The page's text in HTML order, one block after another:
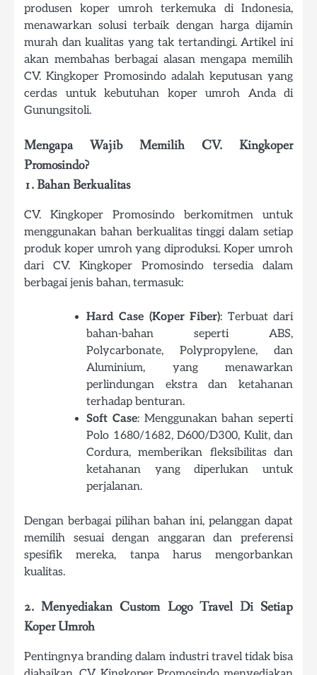
produsen koper umroh terkemuka di Indonesia,
menawarkan solusi terbaik dengan harga dijamin
murah dan kualitas yang tak tertandingi. Artikel ini
akan membahas berbagai alasan mengapa memilih
CV. Kingkoper Promosindo adalah keputusan yang
cerdas untuk kebutuhan koper umroh Anda di
Gunungsitoli.
Mengapa Wajib Memilih CV. Kingkoper
Promosindo?
1. Bahan Berkualitas
CV. Kingkoper Promosindo berkomitmen untuk
menggunakan bahan berkualitas tinggi dalam setiap
produk koper umroh yang diproduksi. Koper umroh
dari CV. Kingkoper Promosindo tersedia dalam
berbagai jenis bahan, termasuk:
Hard Case (Koper Fiber): Terbuat dari
bahan-bahan seperti ABS,
Polycarbonate, Polypropylene, dan
Aluminium, yang menawarkan
perlindungan ekstra dan ketahanan
terhadap benturan.
Soft Case: Menggunakan bahan seperti
Polo 1680/1682, D600/D300, Kulit, dan
Cordura, memberikan fleksibilitas dan
ketahanan yang diperlukan untuk
perjalanan.
Dengan berbagai pilihan bahan ini, pelanggan dapat
memilih sesuai dengan anggaran dan preferensi
spesifik mereka, tanpa harus mengorbankan
kualitas.
2. Menyediakan Custom Logo Travel Di Setiap
Koper Umroh
Pentingnya branding dalam industri travel tidak bisa